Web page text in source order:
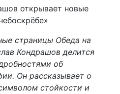
страницы Обеда на
Кондрашов делится
об
Он рассказывает о
стойкости и